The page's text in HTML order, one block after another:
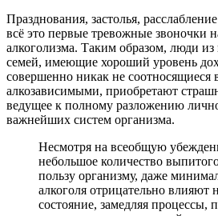
Празднования, застолья,
всё это первые тревожные звоночки
алкоголизма. Таким образом, люди
семей, имеющие хороший уровень
совершенно никак не соотносящиеся
алкозависимыми, приобретают
ведущее к полному разложению
важнейших систем организма.
Несмотря на всеобщую
небольшое количество
пользу организму, даже
алкоголя отрицательно влияют
состояние, замедляя процессы,